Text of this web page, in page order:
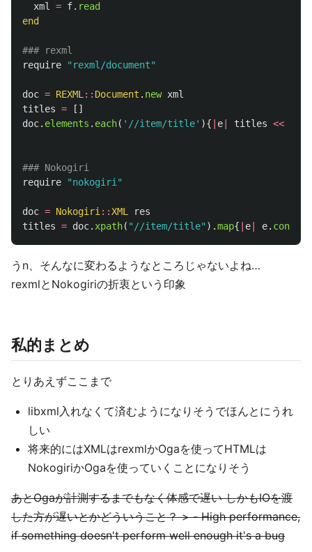
xml
= f. read
end
### rexml
require
"rexml/document"
doc = REXML :: Document . new xml
titles =
[]
doc. elements . each( '//item/title' ){ e titles <<
### Nokogiri
require
"nokogiri"
doc = Nokogiri ::XML
res
titles = doc. xpath( "//item/title" ).map{ e e. content
うn、そんなに変わるようなところじゃないよね…
rexmlとNokogiriの折衷という印象
私的まとめ
とりあえずここまで
libxml入れなくて済むようになりそうでほんとにうれ
しい
将来的にはXMLはrexmlかOgaを使ってHTMLは
NokogiriかOgaを使っていくことになりそう
あとOgaが計測するまでもなく体感で遅い しかもIOを渡
した方が遅いとかどういうこと？ > - High performance,
if something doesn't perform well enough it's a bug